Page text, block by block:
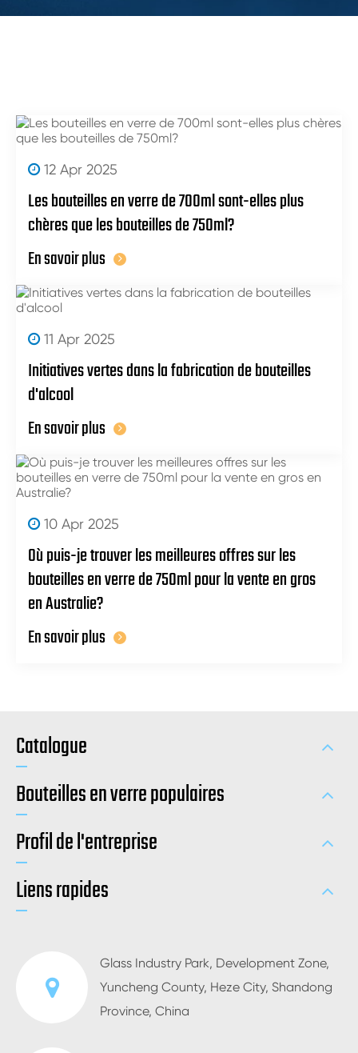
12 Apr 2025
Les bouteilles en verre de 700ml sont-elles plus
chères que les bouteilles de 750ml?
En savoir plus
11 Apr 2025
Initiatives vertes dans la fabrication de bouteilles
d'alcool
En savoir plus
10 Apr 2025
Où puis-je trouver les meilleures offres sur les
bouteilles en verre de 750ml pour la vente en gros
en Australie?
En savoir plus
Catalogue
Bouteilles en verre populaires
Profil de l'entreprise
Liens rapides
Glass Industry Park, Development Zone,
Yuncheng County, Heze City, Shandong
Province, China